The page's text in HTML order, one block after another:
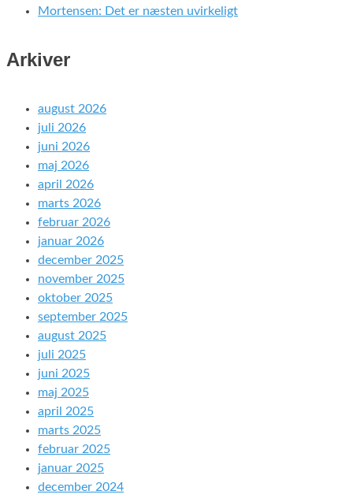
Mortensen: Det er næsten uvirkeligt
Arkiver
august 2026
juli 2026
juni 2026
maj 2026
april 2026
marts 2026
februar 2026
januar 2026
december 2025
november 2025
oktober 2025
september 2025
august 2025
juli 2025
juni 2025
maj 2025
april 2025
marts 2025
februar 2025
januar 2025
december 2024